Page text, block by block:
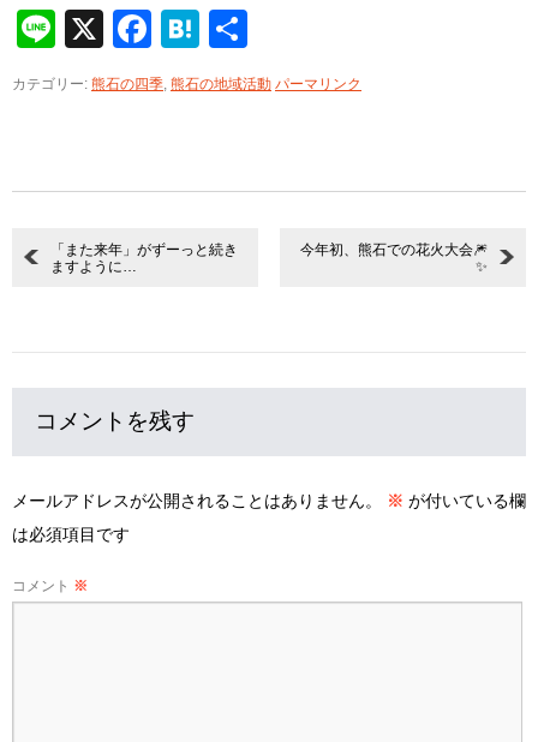
Line
X Facebook
Hatena
有
カテゴリー: 熊石の四季 熊石の地域活動 パーマリンク
「また来年」がずーっと続き
ますように…
今年初、熊石での花火大会🎆
✨
コメントを残す
メールアドレスが公開されることはありません。 ※ が付いている欄
は必須項目です
コメント ※